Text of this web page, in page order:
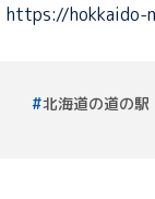
https://hokkaido-
北海道の道の駅